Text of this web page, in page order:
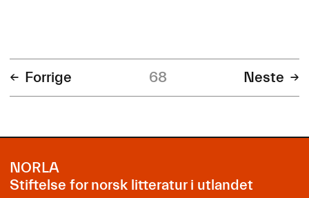
Forrige 68 Neste
NORLA
Stiftelse for norsk litteratur i utlandet